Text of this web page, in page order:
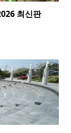
최신판